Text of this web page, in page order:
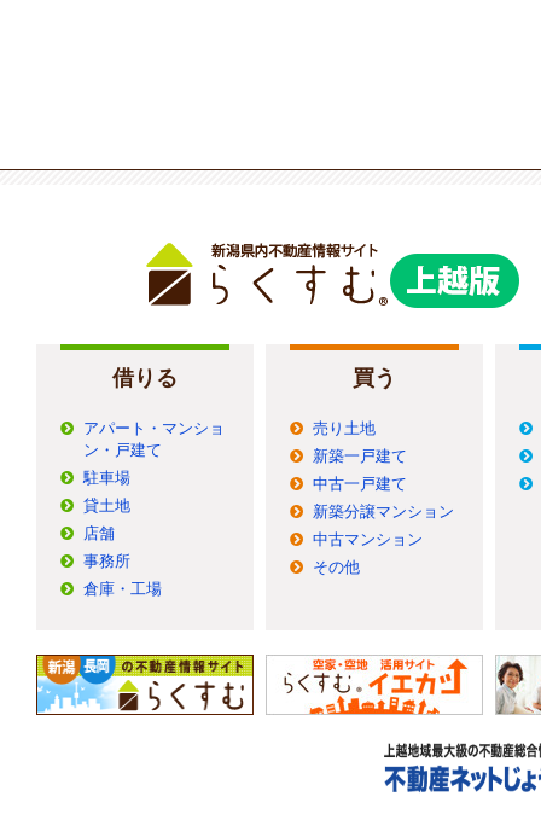
借りる
アパート・マンショ
ン・戸建て
駐車場
貸土地
店舗
事務所
倉庫・工場
買う
売り土地
新築一戸建て
中古一戸建て
新築分譲マンション
中古マンション
その他